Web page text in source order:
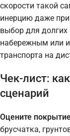
скорости такой
инерцию даже
выбор для долгих
набережным или
транспорта на
Чек-лист:
сценарий
Оцените
брусчатка,